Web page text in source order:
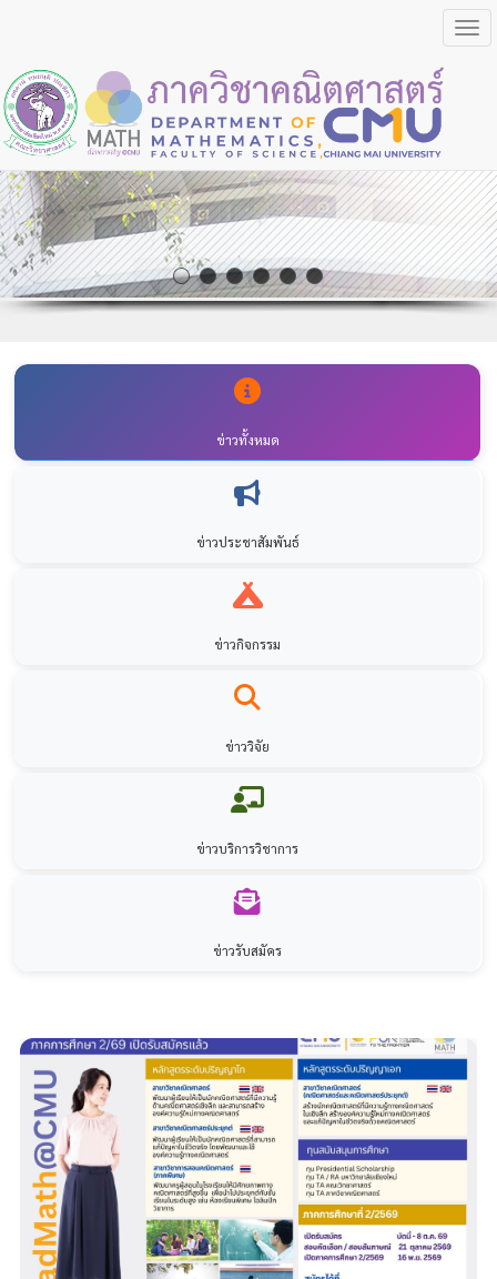
ข่าวทั้งหมด
ข่าวประชาสัมพันธ์
ข่าวกิจกรรม
ข่าววิจัย
ข่าวบริการวิชาการ
ข่าวรับสมัคร